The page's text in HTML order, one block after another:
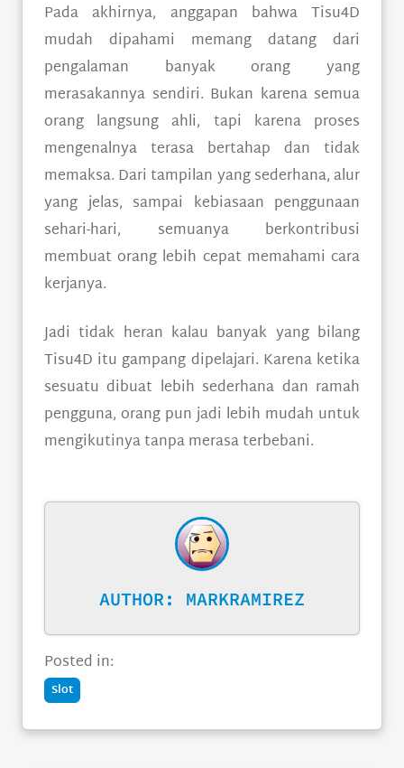
Pada akhirnya, anggapan bahwa Tisu4D
mudah dipahami memang datang dari
pengalaman banyak orang yang
merasakannya sendiri. Bukan karena semua
orang langsung ahli, tapi karena proses
mengenalnya terasa bertahap dan tidak
memaksa. Dari tampilan yang sederhana, alur
yang jelas, sampai kebiasaan penggunaan
sehari-hari, semuanya berkontribusi
membuat orang lebih cepat memahami cara
kerjanya.
Jadi tidak heran kalau banyak yang bilang
Tisu4D itu gampang dipelajari. Karena ketika
sesuatu dibuat lebih sederhana dan ramah
pengguna, orang pun jadi lebih mudah untuk
mengikutinya tanpa merasa terbebani.
AUTHOR: MARKRAMIREZ
Posted in:
Slot